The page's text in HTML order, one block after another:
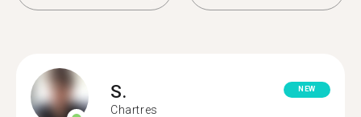
S.
Chartres
NEW